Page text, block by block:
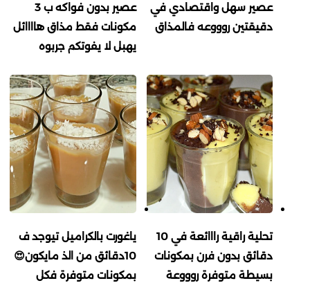
عصير سهل واقتصادي في
دقيقتين روووعه فالمذاق
عصير بدون فواكه ب 3
مكونات فقط مذاق هاااائل
يهبل لا يفوتكم جربوه
تحلية راقية رااائعة في 10
دقائق بدون فرن بمكونات
بسيطة متوفرة روووعة
ياغورت بالكراميل تيوجد ف
10دقائق من الذ مايكون😍
بمكونات متوفرة فكل